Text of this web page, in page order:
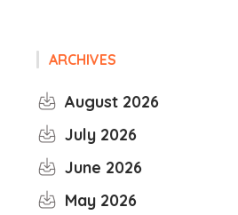
ARCHIVES
August 2026
July 2026
June 2026
May 2026